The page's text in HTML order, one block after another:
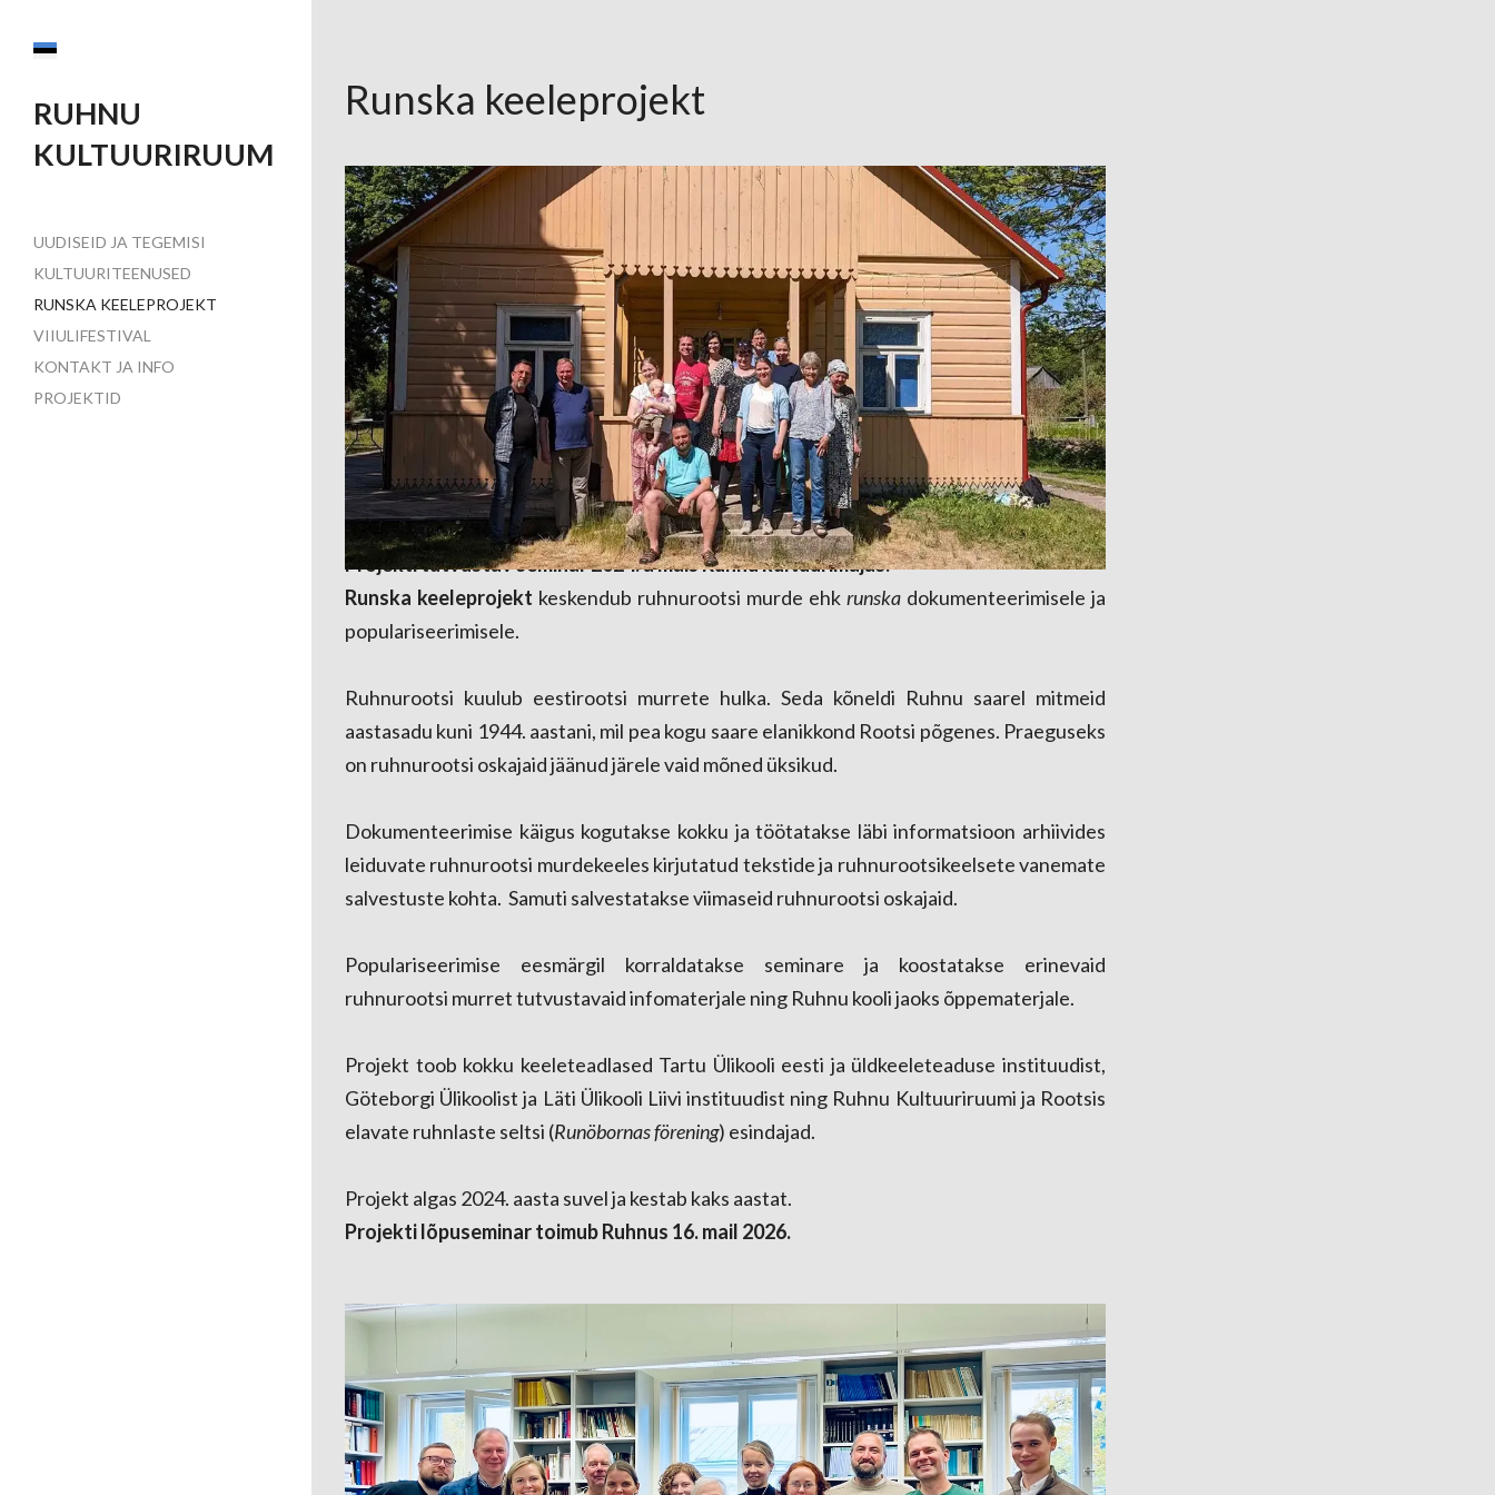
RUHNU
KULTUURIRUUM
UUDISEID JA TEGEMISI
KULTUURITEENUSED
RUNSKA KEELEPROJEKT
VIIULIFESTIVAL
KONTAKT JA INFO
PROJEKTID
Runska keeleprojekt
Projekti tutvustav seminar 2024. a mais Ruhnu kultuurimajas.
Runska keeleprojekt keskendub ruhnurootsi murde ehk runska dokumenteerimisele ja
populariseerimisele.
Ruhnurootsi kuulub eestirootsi murrete hulka. Seda kõneldi Ruhnu saarel mitmeid
aastasadu kuni 1944. aastani, mil pea kogu saare elanikkond Rootsi põgenes. Praeguseks
on ruhnurootsi oskajaid jäänud järele vaid mõned üksikud.
Dokumenteerimise käigus kogutakse kokku ja töötatakse läbi informatsioon arhiivides
leiduvate ruhnurootsi murdekeeles kirjutatud tekstide ja ruhnurootsikeelsete vanemate
salvestuste kohta. Samuti salvestatakse viimaseid ruhnurootsi oskajaid.
Populariseerimise eesmärgil korraldatakse seminare ja koostatakse erinevaid
ruhnurootsi murret tutvustavaid infomaterjale ning Ruhnu kooli jaoks õppematerjale.
Projekt toob kokku keeleteadlased Tartu Ülikooli eesti ja üldkeeleteaduse instituudist,
Göteborgi Ülikoolist ja Läti Ülikooli Liivi instituudist ning Ruhnu Kultuuriruumi ja Rootsis
elavate ruhnlaste seltsi (Runöbornas förening) esindajad.
Projekt algas 2024. aasta suvel ja kestab kaks aastat.
Projekti lõpuseminar toimub Ruhnus 16. mail 2026.